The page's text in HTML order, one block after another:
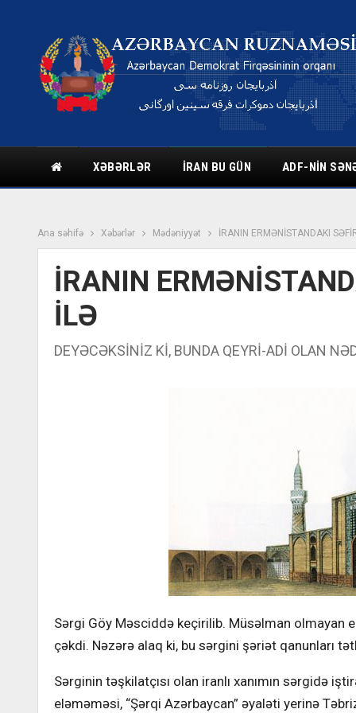
XƏBƏRLƏR İRAN BU GÜN ADF-NIN
Ana səhifə Xəbərlər Mədəniyyət İRANIN ERMƏNİSTANDAKI
İRANIN
İLƏ
DEYƏCƏKSİNİZ Kİ, BUNDA QEYRİ-ADİ OLAN
Sərgi Göy Məsciddə keçirilib. Müsəlman olmayan
çəkdi. Nəzərə alaq ki, bu sərgini şəriət qanunları
Sərginin təşkilatçısı olan iranlı xanımın sərgidə
eləməməsi, “Şərqi Azərbaycan” əyaləti yerinə